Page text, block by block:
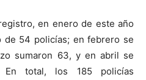
en enero de este año
54 policías; en febrero se
sumaron 63, y en abril se
En total, los 185 policías